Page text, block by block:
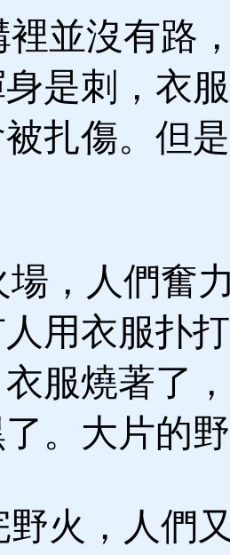
並沒有路
是刺，衣
被扎傷。但
，人們奮
用衣服扑
服燒著了
。大片的
火，人們